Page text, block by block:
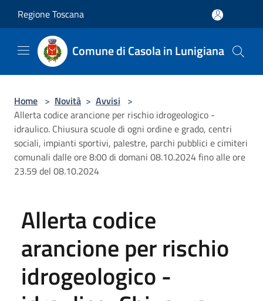
Regione Toscana
Comune di Casola in Lunigiana
Home > Novità > Avvisi >
Allerta codice arancione per rischio idrogeologico -
idraulico. Chiusura scuole di ogni ordine e grado, centri
sociali, impianti sportivi, palestre, parchi pubblici e cimiteri
comunali dalle ore 8:00 di domani 08.10.2024 fino alle ore
23.59 del 08.10.2024
Allerta codice
arancione per rischio
idrogeologico -